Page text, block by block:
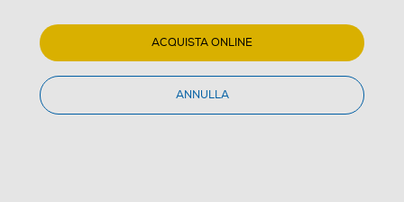
1/3
ACQUISTA ONLINE
ANNULLA